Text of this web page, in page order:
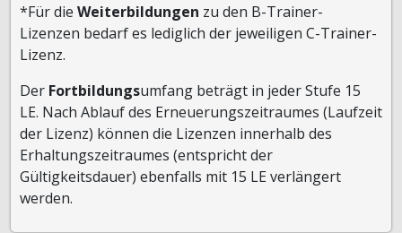
*Für die Weiterbildungen zu den B-Trainer-
Lizenzen bedarf es lediglich der jeweiligen C-Trainer-
Lizenz.
Der Fortbildungsumfang beträgt in jeder Stufe 15
LE. Nach Ablauf des Erneuerungszeitraumes (Laufzeit
der Lizenz) können die Lizenzen innerhalb des
Erhaltungszeitraumes (entspricht der
Gültigkeitsdauer) ebenfalls mit 15 LE verlängert
werden.